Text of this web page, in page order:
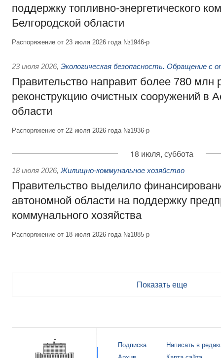
поддержку топливно-энергетического
Белгородской области
Распоряжение от 23 июля 2026 года №1946-р
23 июля 2026, Экологическая безопасность. Обращение с
Правительство направит более 780 млн
реконструкцию очистных сооружений в
области
Распоряжение от 22 июля 2026 года №1936-р
18 июля, суббота
18 июля 2026, Жилищно-коммунальное хозяйство
Правительство выделило
автономной области на поддержку
коммунального хозяйства
Распоряжение от 18 июля 2026 года №1885-р
Показать еще
Подписка
Написать в